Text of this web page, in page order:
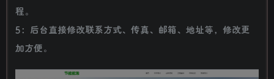
程。
5：后台直接修改联系方式、传真、邮箱、地址等，修改更
加方便。